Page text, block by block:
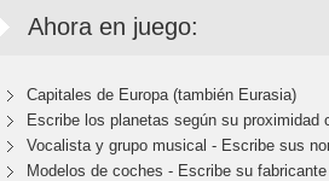
Ahora en juego:
Capitales de Europa (también Eurasia)
Escribe los planetas según su proximidad
Vocalista y grupo musical - Escribe sus
Modelos de coches - Escribe su fabricante